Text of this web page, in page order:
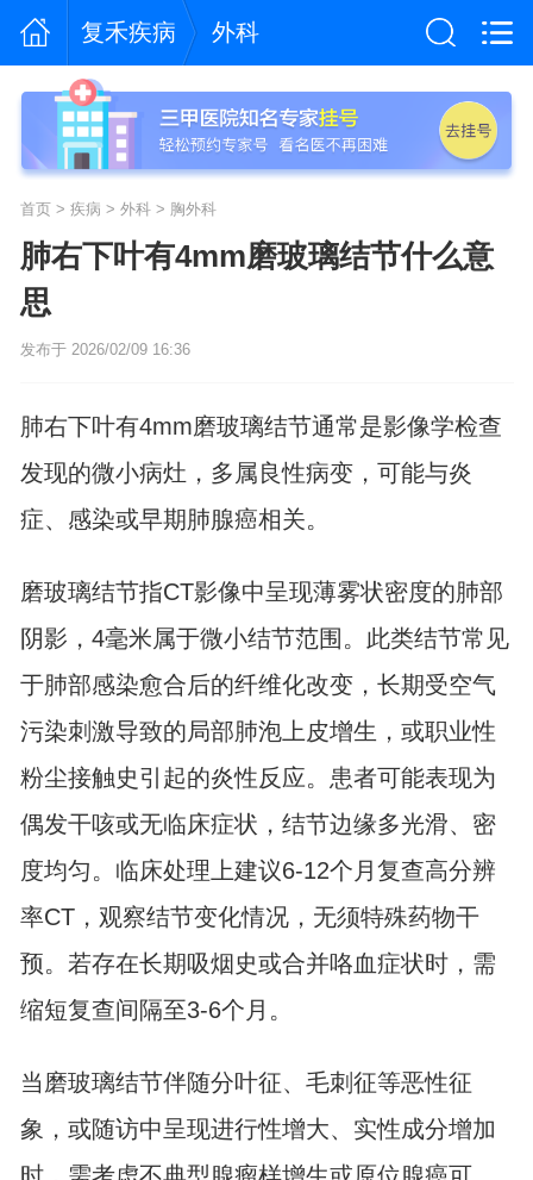
复禾疾病 外科
首页> 疾病 > 外科> 胸外科
肺右下叶有4mm磨玻璃结节什么意
思
发布于 2026/02/09 16:36
肺右下叶有4mm磨玻璃结节通常是影像学检查
发现的微小病灶，多属良性病变，可能与炎
症、感染或早期肺腺癌相关。
磨玻璃结节指CT影像中呈现薄雾状密度的肺部
阴影，4毫米属于微小结节范围。此类结节常见
于肺部感染愈合后的纤维化改变，长期受空气
污染刺激导致的局部肺泡上皮增生，或职业性
粉尘接触史引起的炎性反应。患者可能表现为
偶发干咳或无临床症状，结节边缘多光滑、密
度均匀。临床处理上建议6-12个月复查高分辨
率CT，观察结节变化情况，无须特殊药物干
预。若存在长期吸烟史或合并咯血症状时，需
缩短复查间隔至3-6个月。
当磨玻璃结节伴随分叶征、毛刺征等恶性征
象，或随访中呈现进行性增大、实性成分增加